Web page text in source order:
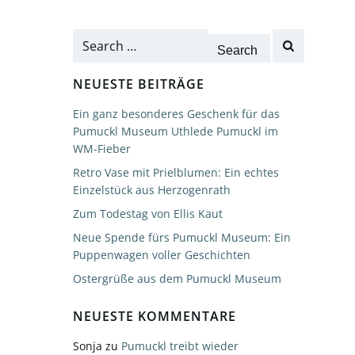
Search
NEUESTE BEITRÄGE
Ein ganz besonderes Geschenk für das
Pumuckl Museum Uthlede Pumuckl im
WM-Fieber
Retro Vase mit Prielblumen: Ein echtes
Einzelstück aus Herzogenrath
Zum Todestag von Ellis Kaut
Neue Spende fürs Pumuckl Museum: Ein
Puppenwagen voller Geschichten
Ostergrüße aus dem Pumuckl Museum
NEUESTE KOMMENTARE
Sonja zu Pumuckl treibt wieder